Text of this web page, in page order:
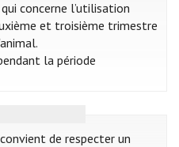
concerne l’utilisation
et troisième trimestre
la période
de respecter un